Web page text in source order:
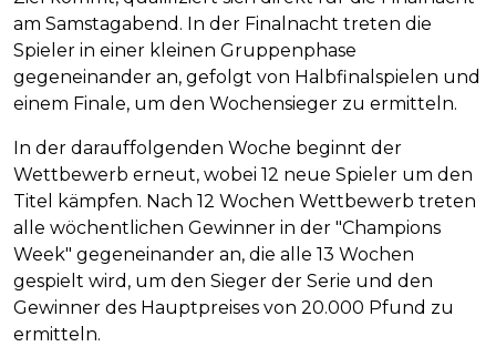
am Samstagabend. In der Finalnacht treten die
Spieler in einer kleinen Gruppenphase
gegeneinander an, gefolgt von Halbfinalspielen und
einem Finale, um den Wochensieger zu ermitteln.
In der darauffolgenden Woche beginnt der
Wettbewerb erneut, wobei 12 neue Spieler um den
Titel kämpfen. Nach 12 Wochen Wettbewerb treten
alle wöchentlichen Gewinner in der "Champions
Week" gegeneinander an, die alle 13 Wochen
gespielt wird, um den Sieger der Serie und den
Gewinner des Hauptpreises von 20.000 Pfund zu
ermitteln.